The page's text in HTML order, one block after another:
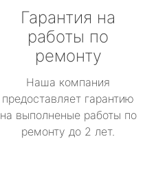
Гарантия на
работы по
ремонту
Наша компания
предоставляет гарантию
на выполненые работы по
ремонту до 2 лет.